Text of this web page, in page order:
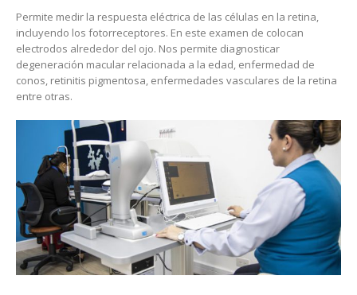
Permite medir la respuesta eléctrica de las células en la retina,
incluyendo los fotorreceptores. En este examen de colocan
electrodos alrededor del ojo. Nos permite diagnosticar
degeneración macular relacionada a la edad, enfermedad de
conos, retinitis pigmentosa, enfermedades vasculares de la retina
entre otras.